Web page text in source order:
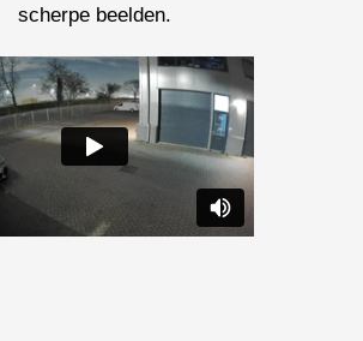
scherpe beelden.